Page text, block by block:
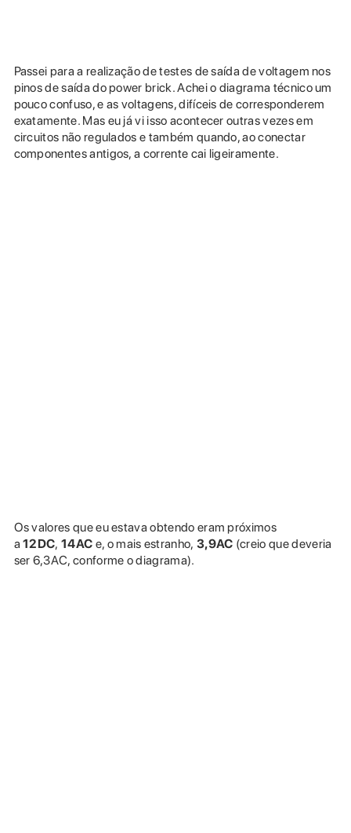
Passei para a realização de testes de saída de voltagem nos
pinos de saída do power brick. Achei o diagrama técnico um
pouco confuso, e as voltagens, difíceis de corresponderem
exatamente. Mas eu já vi isso acontecer outras vezes em
circuitos não regulados e também quando, ao conectar
componentes antigos, a corrente cai ligeiramente.
Os valores que eu estava obtendo eram próximos
a12DC,14AC e, o mais estranho, 3,9AC (creio que deveria
ser 6,3AC, conforme o diagrama).